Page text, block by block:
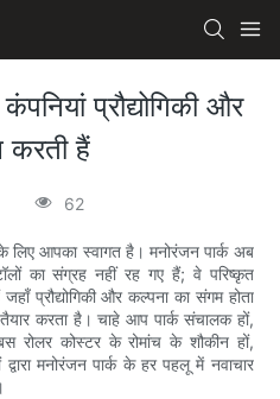
प्रौद्योगिकी और
करती हैं
62
आपका स्वागत है। मनोरंजन पार्क अब
का संग्रह नहीं रह गए हैं; वे परिष्कृत
प्रौद्योगिकी और कल्पना का संगम होता
करता है। चाहे आप पार्क संचालक हों,
बस रोलर कोस्टर के रोमांच के शौकीन हों,
मनोरंजन पार्क के हर पहलू में नवाचार